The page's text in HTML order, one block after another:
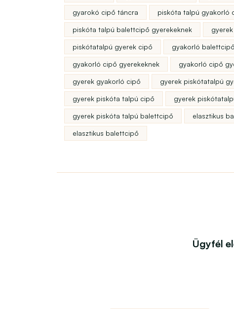
gyarokó cipő táncra piskóta talpú gyakorló
piskóta talpú balettcipő gyerekeknek
piskótatalpú gyerek cipő gyakorló
gyakorló cipő gyerekeknek gyakorló cipő
gyerek gyakorló cipő gyerek piskótatalpú
gyerek piskóta talpú cipő gyerek
gyerek piskóta talpú balettcipő elasztikus
elasztikus balettcipő
Ügyfél